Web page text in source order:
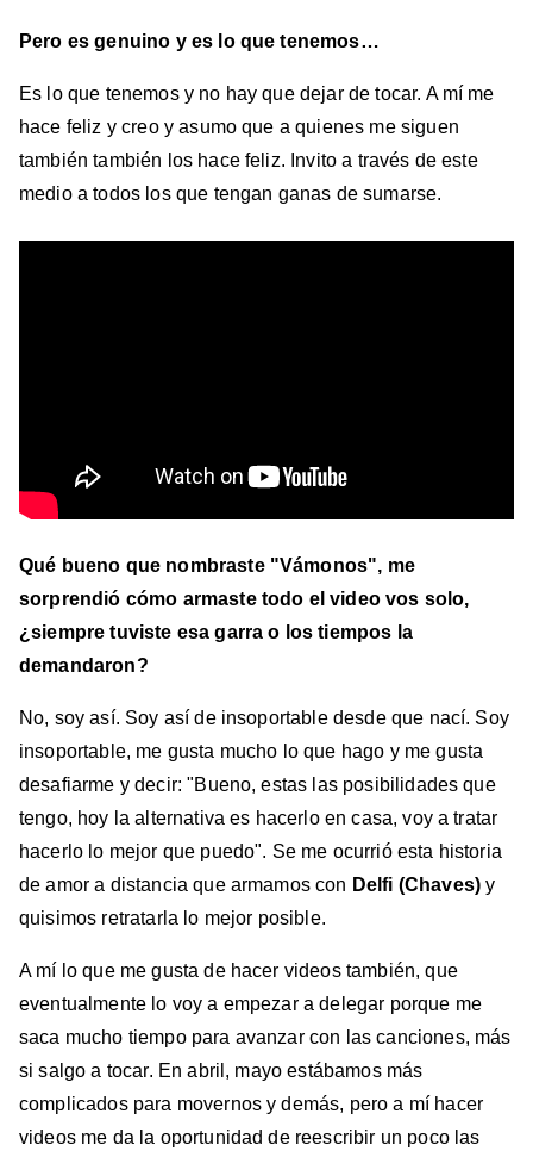
Pero es genuino y es lo que tenemos…
Es lo que tenemos y no hay que dejar de tocar. A mí me
hace feliz y creo y asumo que a quienes me siguen
también también los hace feliz. Invito a través de este
medio a todos los que tengan ganas de sumarse.
Qué bueno que nombraste "Vámonos", me
sorprendió cómo armaste todo el video vos solo,
¿siempre tuviste esa garra o los tiempos la
demandaron?
No, soy así. Soy así de insoportable desde que nací. Soy
insoportable, me gusta mucho lo que hago y me gusta
desafiarme y decir: "Bueno, estas las posibilidades que
tengo, hoy la alternativa es hacerlo en casa, voy a tratar
hacerlo lo mejor que puedo". Se me ocurrió esta historia
de amor a distancia que armamos con Delfi (Chaves) y
quisimos retratarla lo mejor posible.
A mí lo que me gusta de hacer videos también, que
eventualmente lo voy a empezar a delegar porque me
saca mucho tiempo para avanzar con las canciones, más
si salgo a tocar. En abril, mayo estábamos más
complicados para movernos y demás, pero a mí hacer
videos me da la oportunidad de reescribir un poco las